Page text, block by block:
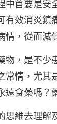
中首要是安
有效消炎鎮
情，從而減
物，是不少
常情，尤其
遠食藥嗎？
思維去理解